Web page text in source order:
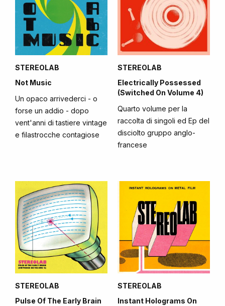
STEREOLAB
Not Music
Un opaco arrivederci - o
forse un addio - dopo
vent'anni di tastiere vintage
e filastrocche contagiose
STEREOLAB
Electrically Possessed
(Switched On Volume 4)
Quarto volume per la
raccolta di singoli ed Ep del
disciolto gruppo anglo-
francese
STEREOLAB
Pulse Of The Early Brain
STEREOLAB
Instant Holograms On